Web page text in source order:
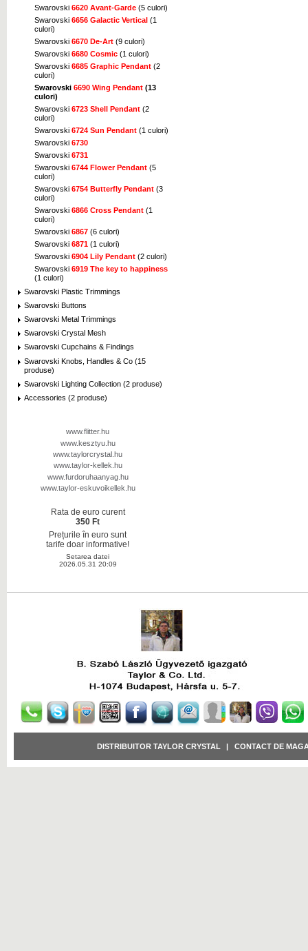
Swarovski 6620 Avant-Garde (5 culori)
Swarovski 6656 Galactic Vertical (1
culori)
Swarovski 6670 De-Art (9 culori)
Swarovski 6680 Cosmic (1 culori)
Swarovski 6685 Graphic Pendant (2
culori)
Swarovski 6690 Wing Pendant (13
culori)
Swarovski 6723 Shell Pendant (2
culori)
Swarovski 6724 Sun Pendant (1 culori)
Swarovski 6730
Swarovski 6731
Swarovski 6744 Flower Pendant (5
culori)
Swarovski 6754 Butterfly Pendant (3
culori)
Swarovski 6866 Cross Pendant (1
culori)
Swarovski 6867 (6 culori)
Swarovski 6871 (1 culori)
Swarovski 6904 Lily Pendant (2 culori)
Swarovski 6919 The key to happiness
(1 culori)
Swarovski Plastic Trimmings
Swarovski Buttons
Swarovski Metal Trimmings
Swarovski Crystal Mesh
Swarovski Cupchains & Findings
Swarovski Knobs, Handles & Co (15
produse)
Swarovski Lighting Collection (2 produse)
Accessories (2 produse)
www.flitter.hu
www.kesztyu.hu
www.taylorcrystal.hu
www.taylor-kellek.hu
www.furdoruhaanyag.hu
www.taylor-eskuvoikellek.hu
Rata de euro curent
350 Ft
Prețurile în euro sunt
tarife doar informative!
Setarea datei
2026.05.31 20:09
DISTRIBUITOR TAYLOR CRYSTAL CONTACT DE